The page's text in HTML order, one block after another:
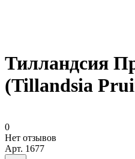
Тилландсия
(Tillandsia
0
Нет отзывов
Арт. 1677